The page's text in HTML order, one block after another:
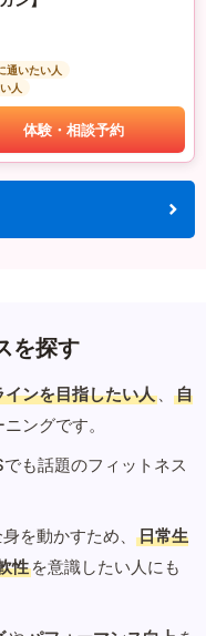
通いたい人
人
体験・相談予約
を探す
ンを目指したい人 、
自
ングです。
も話題のフィットネス
を動かすため、
日常生
性 を意識したい人にも